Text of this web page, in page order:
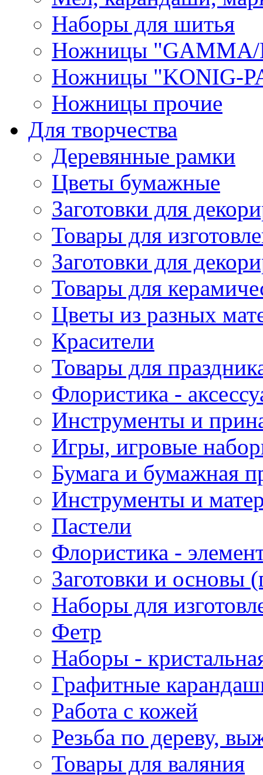
Наборы для шитья
Ножницы "GAMMA/
Ножницы "KONIG-
Ножницы прочие
Для творчества
Деревянные рамки
Цветы бумажные
Заготовки для
Товары для
Заготовки для
Товары для
Цветы из разных
Красители
Товары для
Флористика -
Инструменты и
Игры, игровые
Бумага и бумажная
Инструменты и
Пастели
Флористика -
Заготовки и основы
Наборы для
Фетр
Наборы -
Графитные
Работа с кожей
Резьба по дереву,
Товары для валяния